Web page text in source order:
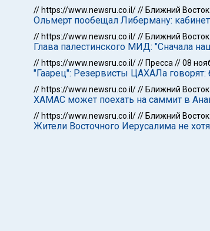
// https://www.newsru.co.il/// Ближний Восток
Ольмерт пообещал Либерману:
// https://www.newsru.co.il/// Ближний Восток
Глава палестинского МИД: "Сначала
// https://www.newsru.co.il/// Пресса //08
"Гаарец": Резервисты ЦАХАЛа
// https://www.newsru.co.il/// Ближний Восток
ХАМАС может поехать на саммит в
// https://www.newsru.co.il/// Ближний Восток
Жители Восточного Иерусалима не